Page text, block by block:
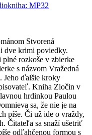
MP32
Stvorená
dve krimi poviedky.
rozkoše v zbierke
s názvom Vražedná
Jeho ďalšie kroky
Kniha Zločin v
hrdinkou Paulou
sa, že nie je na
píše. Či už ide o vraždy,
Čitateľa sa snaží ušetriť
odľahčenou formou s